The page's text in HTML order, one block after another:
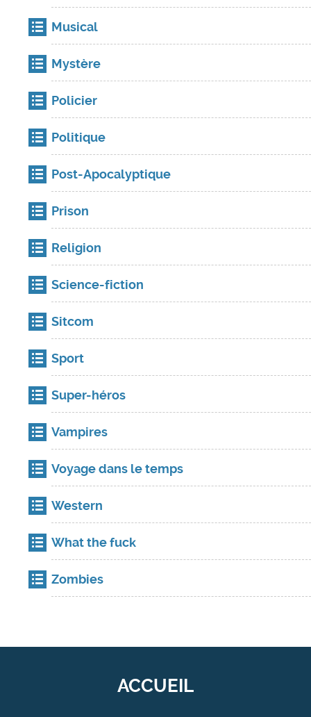
Musical
Mystère
Policier
Politique
Post-Apocalyptique
Prison
Religion
Science-fiction
Sitcom
Sport
Super-héros
Vampires
Voyage dans le temps
Western
What the fuck
Zombies
ACCUEIL